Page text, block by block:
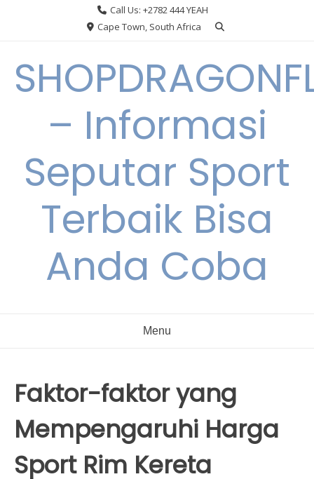
Call Us: +2782 444 YEAH
Cape Town, South Africa
– Informasi
Seputar Sport
Terbaik Bisa
Anda Coba
Menu
Faktor-faktor yang
Mempengaruhi Harga
Sport Rim Kereta